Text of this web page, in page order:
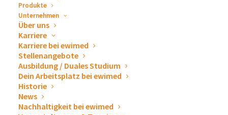
Produkte
Unternehmen
Über uns
Karriere
Karriere bei ewimed
Stellenangebote
Ausbildung / Duales Studium
Dein Arbeitsplatz bei ewimed
Historie
News
Nachhaltigkeit bei ewimed
entstanden und herzlich gelacht wurde.
DieLounge unter Palmen
Lieblingsplatz der Gäste – ein echtes Highlight und
beliebter Treffpunkt bis tief in die Nacht.
Nachdem alle Gäste angekommen und versorgt waren,
begrüßte
Unternehmensgründer,die bunt gemischte Runde,